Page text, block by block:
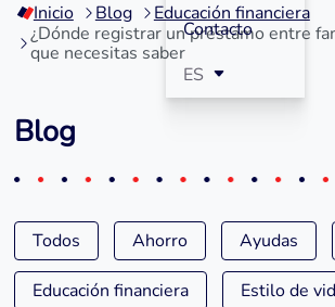
contenido
Contacto
ES
Inicio Blog
Educación financiera
¿Dónde registrar un préstamo entre
que necesitas saber
Blog
Todos Ahorro Ayudas
Educación financiera Estilo de